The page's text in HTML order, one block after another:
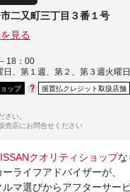
二又町三丁目３番１号
見る
18：00
日、第１週、第２、第３週火曜日
ップ
据置払クレジット取扱店舗
さい。
売店にお問合せください
クオリティショップな
ーライフアドバイザーが、
ルマ選びからアフターサー